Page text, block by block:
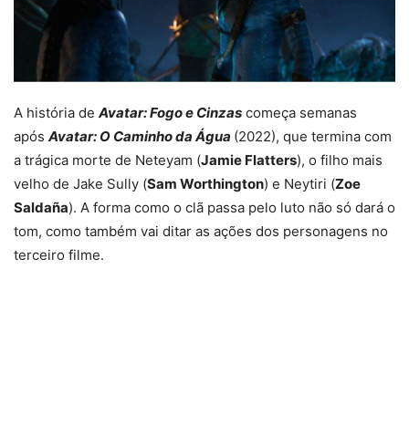
A história de Avatar: Fogo e Cinzas começa semanas
após Avatar: O Caminho da Água (2022), que termina com
a trágica morte de Neteyam (Jamie Flatters), o filho mais
velho de Jake Sully (Sam Worthington) e Neytiri (Zoe
Saldaña). A forma como o clã passa pelo luto não só dará o
tom, como também vai ditar as ações dos personagens no
terceiro filme.